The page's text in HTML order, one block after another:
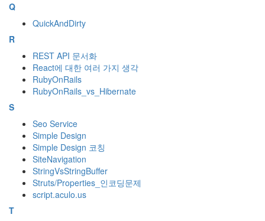
Q
QuickAndDirty
R
REST API 문서화
React에 대한 여러 가지 생각
RubyOnRails
RubyOnRails_vs_Hibernate
S
Seo Service
Simple Design
Simple Design 코칭
SiteNavigation
StringVsStringBuffer
Struts/Properties_인코딩문제
script.aculo.us
T